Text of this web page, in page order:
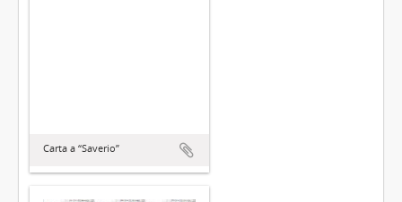
Carta a “Saverio”